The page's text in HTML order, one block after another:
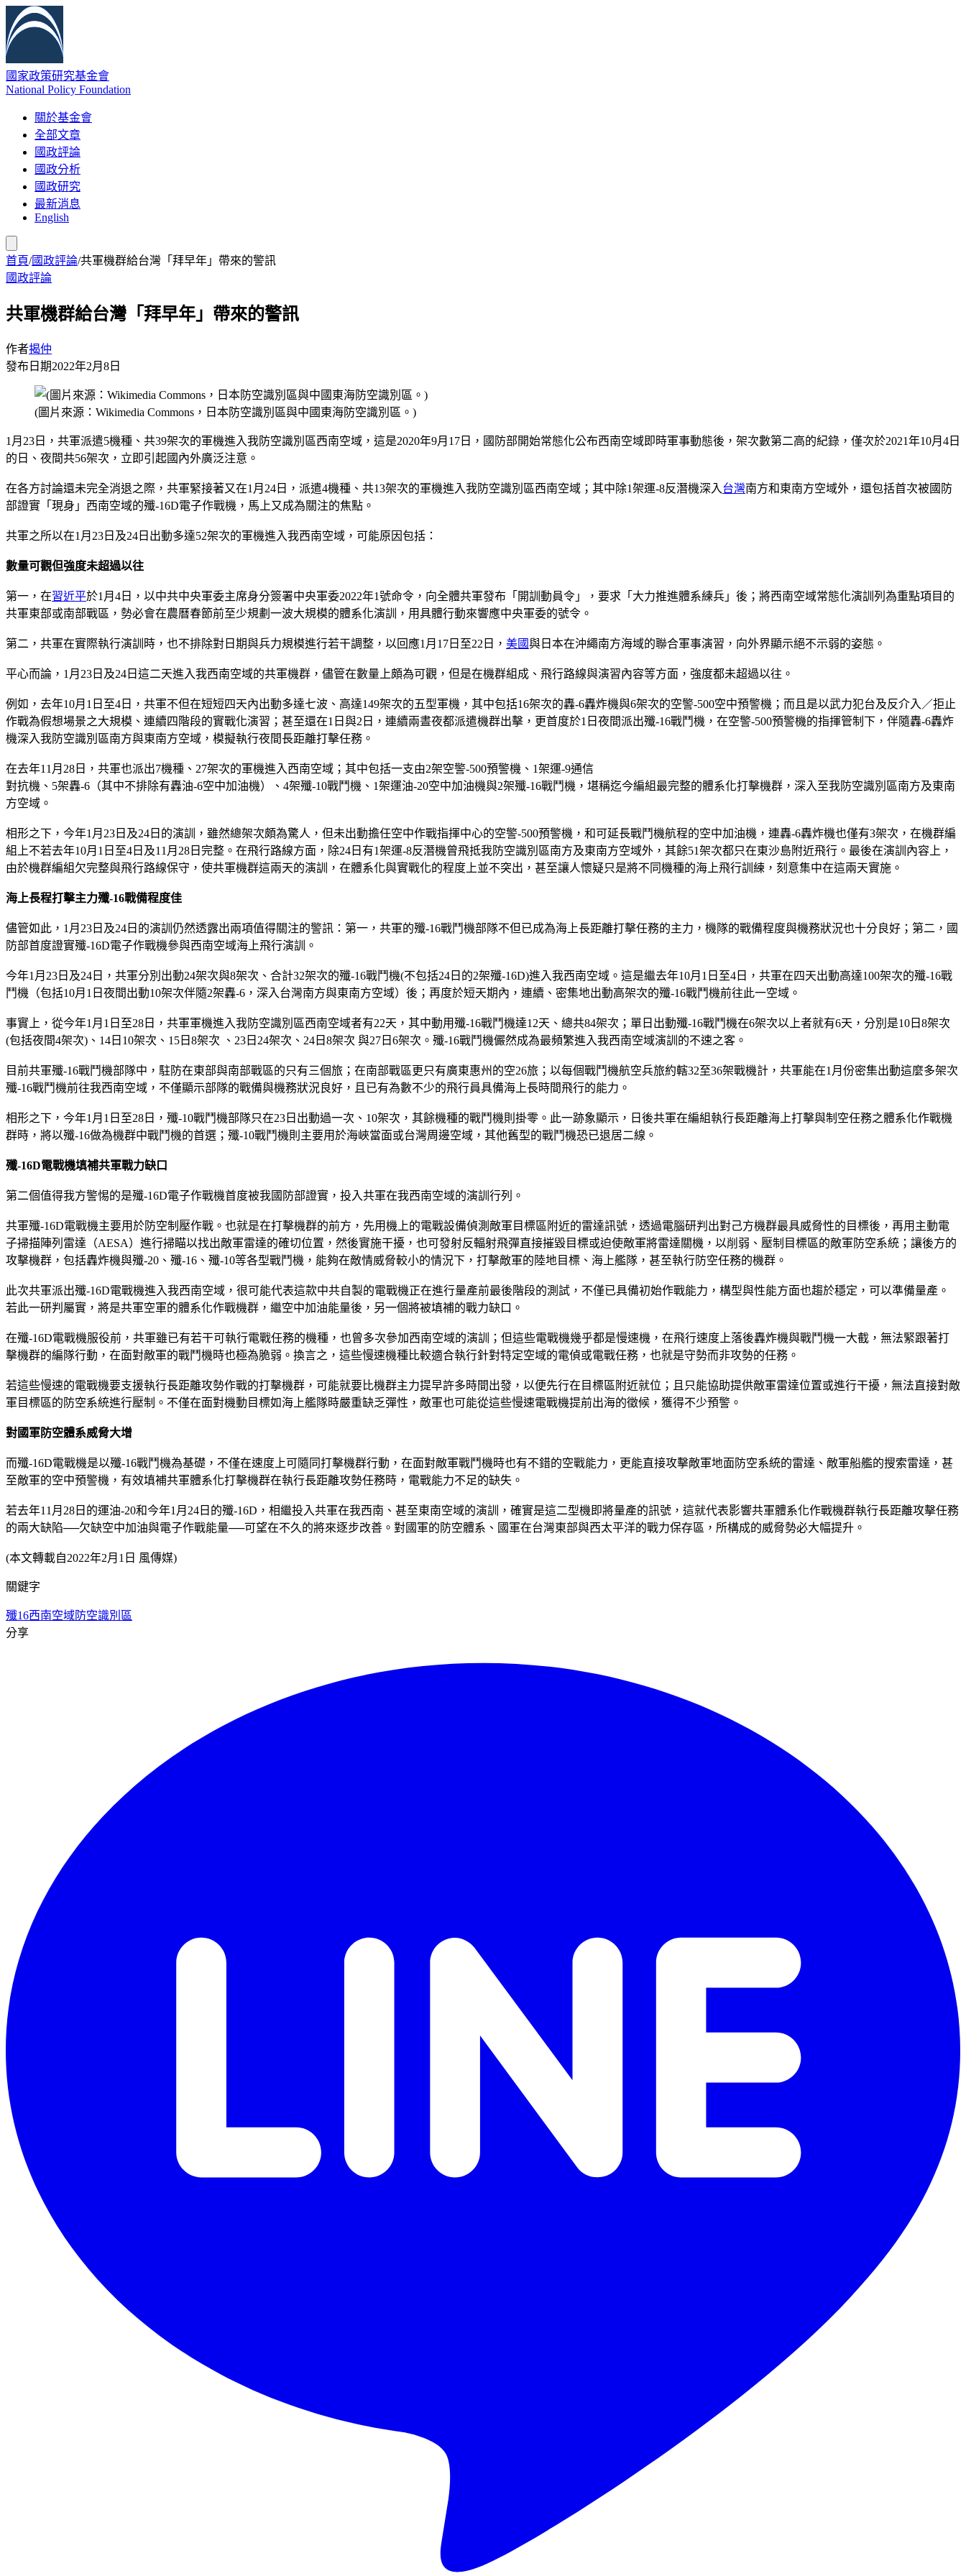
國家政策研究基金會
National Policy Foundation
關於基金會
全部文章
國政評論
國政分析
國政研究
最新消息
English
首頁/國政評論/共軍機群給台灣「拜早年」帶來的警訊
國政評論
共軍機群給台灣「拜早年」帶來的警訊
作者揭仲
發布日期2022年2月8日
(圖片來源：Wikimedia Commons，日本防空識別區與中國東海防空識別區。)
1月23日，共軍派遣5機種、共39架次的軍機進入我防空識別區西南空域，這是2020年9月17日，國防部開始常態化公布西南空域即時軍事動態後，架次數第二高的紀錄，僅次於2021年10月4日
的日、夜間共56架次，立即引起國內外廣泛注意。
在各方討論還未完全消退之際，共軍緊接著又在1月24日，派遣4機種、共13架次的軍機進入我防空識別區西南空域；其中除1架運-8反潛機深入 台灣南方和東南方空域外，還包括首次被國防
部證實「現身」西南空域的殲-16D電子作戰機，馬上又成為關注的焦點。
共軍之所以在1月23日及24日出動多達52架次的軍機進入我西南空域，可能原因包括：
數量可觀但強度未超過以往
第一，在習近平於1月4日，以中共中央軍委主席身分簽署中央軍委2022年1號命令，向全體共軍發布「開訓動員令」，要求「大力推進體系練兵」後；將西南空域常態化演訓列為重點項目的
共軍東部或南部戰區，勢必會在農曆春節前至少規劃一波大規模的體系化演訓，用具體行動來響應中央軍委的號令。
第二，共軍在實際執行演訓時，也不排除對日期與兵力規模進行若干調整，以回應1月17日至22日， 美國與日本在沖繩南方海域的聯合軍事演習，向外界顯示絕不示弱的姿態。
平心而論，1月23日及24日這二天進入我西南空域的共軍機群，儘管在數量上頗為可觀，但是在機群組成、飛行路線與演習內容等方面，強度都未超過以往。
例如，去年10月1日至4日，共軍不但在短短四天內出動多達七波、高達149架次的五型軍機，其中包括16架次的轟-6轟炸機與6架次的空警-500空中預警機；而且是以武力犯台及反介入／拒止
作戰為假想場景之大規模、連續四階段的實戰化演習；甚至還在1日與2日，連續兩晝夜都派遣機群出擊，更首度於1日夜間派出殲-16戰鬥機，在空警-500預警機的指揮管制下，伴隨轟-6轟炸
機深入我防空識別區南方與東南方空域，模擬執行夜間長距離打擊任務。
在去年11月28日，共軍也派出7機種、27架次的軍機進入西南空域；其中包括一支由2架空警-500預警機、1架運-9通信
對抗機、5架轟-6（其中不排除有轟油-6空中加油機）、4架殲-10戰鬥機、1架運油-20空中加油機與2架殲-16戰鬥機，堪稱迄今編組最完整的體系化打擊機群，深入至我防空識別區南方及東南
方空域。
相形之下，今年1月23日及24日的演訓，雖然總架次頗為驚人，但未出動擔任空中作戰指揮中心的空警-500預警機，和可延長戰鬥機航程的空中加油機，連轟-6轟炸機也僅有3架次，在機群編
組上不若去年10月1日至4日及11月28日完整。在飛行路線方面，除24日有1架運-8反潛機曾飛抵我防空識別區南方及東南方空域外，其餘51架次都只在東沙島附近飛行。最後在演訓內容上，
由於機群編組欠完整與飛行路線保守，使共軍機群這兩天的演訓，在體系化與實戰化的程度上並不突出，甚至讓人懷疑只是將不同機種的海上飛行訓練，刻意集中在這兩天實施。
海上長程打擊主力殲-16戰備程度佳
儘管如此，1月23日及24日的演訓仍然透露出兩項值得關注的警訊：第一，共軍的殲-16戰鬥機部隊不但已成為海上長距離打擊任務的主力，機隊的戰備程度與機務狀況也十分良好；第二，國
防部首度證實殲-16D電子作戰機參與西南空域海上飛行演訓。
今年1月23日及24日，共軍分別出動24架次與8架次、合計32架次的殲-16戰鬥機(不包括24日的2架殲-16D)進入我西南空域。這是繼去年10月1日至4日，共軍在四天出動高達100架次的殲-16戰
鬥機（包括10月1日夜間出動10架次伴隨2架轟-6，深入台灣南方與東南方空域）後；再度於短天期內，連續、密集地出動高架次的殲-16戰鬥機前往此一空域。
事實上，從今年1月1日至28日，共軍軍機進入我防空識別區西南空域者有22天，其中動用殲-16戰鬥機達12天、總共84架次；單日出動殲-16戰鬥機在6架次以上者就有6天，分別是10日8架次
(包括夜間4架次)、14日10架次、15日8架次 、23日24架次、24日8架次 與27日6架次。殲-16戰鬥機儼然成為最頻繁進入我西南空域演訓的不速之客。
目前共軍殲-16戰鬥機部隊中，駐防在東部與南部戰區的只有三個旅；在南部戰區更只有廣東惠州的空26旅；以每個戰鬥機航空兵旅約轄32至36架戰機計，共軍能在1月份密集出動這麼多架次
殲-16戰鬥機前往我西南空域，不僅顯示部隊的戰備與機務狀況良好，且已有為數不少的飛行員具備海上長時間飛行的能力。
相形之下，今年1月1日至28日，殲-10戰鬥機部隊只在23日出動過一次、10架次，其餘機種的戰鬥機則掛零。此一跡象顯示，日後共軍在編組執行長距離海上打擊與制空任務之體系化作戰機
群時，將以殲-16做為機群中戰鬥機的首選；殲-10戰鬥機則主要用於海峽當面或台灣周邊空域，其他舊型的戰鬥機恐已退居二線。
殲-16D電戰機填補共軍戰力缺口
第二個值得我方警惕的是殲-16D電子作戰機首度被我國防部證實，投入共軍在我西南空域的演訓行列。
共軍殲-16D電戰機主要用於防空制壓作戰。也就是在打擊機群的前方，先用機上的電戰設備偵測敵軍目標區附近的雷達訊號，透過電腦研判出對己方機群最具威脅性的目標後，再用主動電
子掃描陣列雷達（AESA）進行掃瞄以找出敵軍雷達的確切位置，然後實施干擾，也可發射反輻射飛彈直接摧毀目標或迫使敵軍將雷達關機，以削弱、壓制目標區的敵軍防空系統；讓後方的
攻擊機群，包括轟炸機與殲-20、殲-16、殲-10等各型戰鬥機，能夠在敵情威脅較小的情況下，打擊敵軍的陸地目標、海上艦隊，甚至執行防空任務的機群。
此次共軍派出殲-16D電戰機進入我西南空域，很可能代表這款中共自製的電戰機正在進行量產前最後階段的測試，不僅已具備初始作戰能力，構型與性能方面也趨於穩定，可以準備量產。
若此一研判屬實，將是共軍空軍的體系化作戰機群，繼空中加油能量後，另一個將被填補的戰力缺口。
在殲-16D電戰機服役前，共軍雖已有若干可執行電戰任務的機種，也曾多次參加西南空域的演訓；但這些電戰機幾乎都是慢速機，在飛行速度上落後轟炸機與戰鬥機一大截，無法緊跟著打
擊機群的編隊行動，在面對敵軍的戰鬥機時也極為脆弱。換言之，這些慢速機種比較適合執行針對特定空域的電偵或電戰任務，也就是守勢而非攻勢的任務。
若這些慢速的電戰機要支援執行長距離攻勢作戰的打擊機群，可能就要比機群主力提早許多時間出發，以便先行在目標區附近就位；且只能協助提供敵軍雷達位置或進行干擾，無法直接對敵
軍目標區的防空系統進行壓制。不僅在面對機動目標如海上艦隊時嚴重缺乏彈性，敵軍也可能從這些慢速電戰機提前出海的徵候，獲得不少預警。
對國軍防空體系威脅大增
而殲-16D電戰機是以殲-16戰鬥機為基礎，不僅在速度上可隨同打擊機群行動，在面對敵軍戰鬥機時也有不錯的空戰能力，更能直接攻擊敵軍地面防空系統的雷達、敵軍船艦的搜索雷達，甚
至敵軍的空中預警機，有效填補共軍體系化打擊機群在執行長距離攻勢任務時，電戰能力不足的缺失。
若去年11月28日的運油-20和今年1月24日的殲-16D，相繼投入共軍在我西南、甚至東南空域的演訓，確實是這二型機即將量產的訊號，這就代表影響共軍體系化作戰機群執行長距離攻擊任務
的兩大缺陷──欠缺空中加油與電子作戰能量──可望在不久的將來逐步改善。對國軍的防空體系、國軍在台灣東部與西太平洋的戰力保存區，所構成的威脅勢必大幅提升。
(本文轉載自2022年2月1日 風傳媒)
關鍵字
殲16西南空域防空識別區
分享